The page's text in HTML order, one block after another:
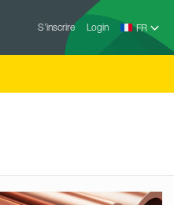
S’inscrire Login